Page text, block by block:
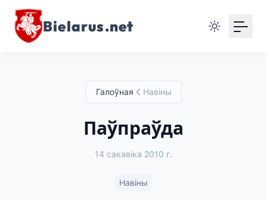
Bielarus.net
Галоўная Навіны
Паўпраўда
14 сакавіка 2010 г.
Навіны